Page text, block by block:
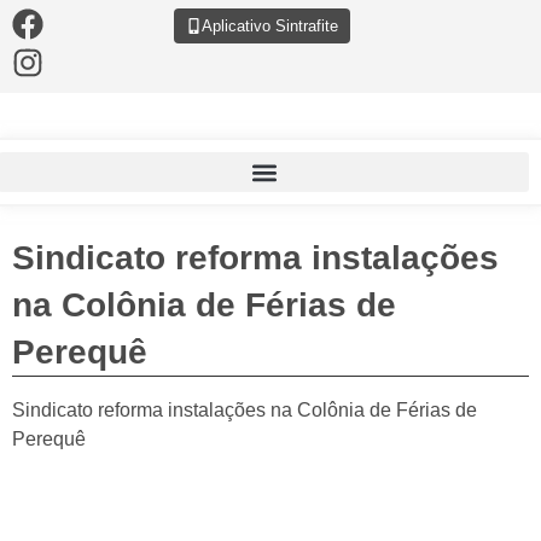
Aplicativo Sintrafite
Sindicato reforma instalações
na Colônia de Férias de
Perequê
Sindicato reforma instalações na Colônia de Férias de
Perequê